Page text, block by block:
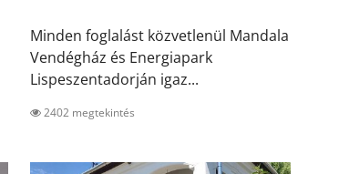
Minden foglalást közvetlenül Mandala
Vendégház és Energiapark
Lispeszentadorján igaz...
2402 megtekintés